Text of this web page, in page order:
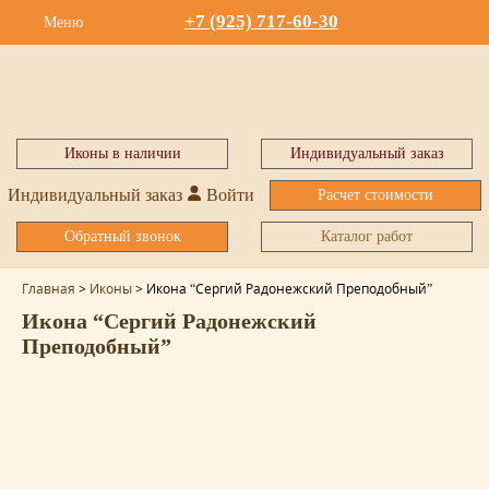
Меню +7 (925) 717-60-30
Иконы в наличии Индивидуальный заказ
Индивидуальный заказ Войти Расчет стоимости
Обратный звонок Каталог работ
Главная > Иконы> Икона “Сергий Радонежский Преподобный”
Икона “Сергий Радонежский
Преподобный”